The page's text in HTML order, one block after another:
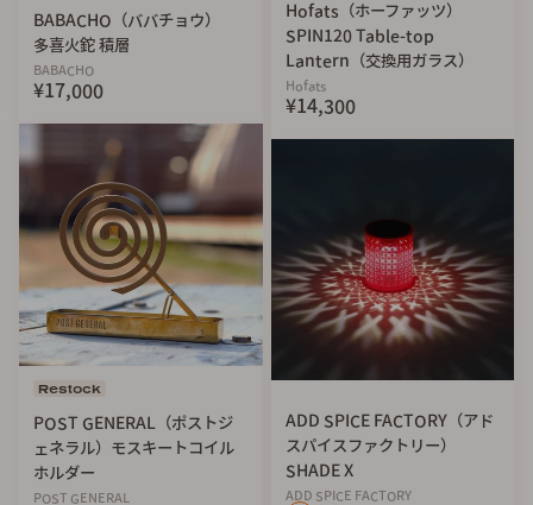
BABACHO（ババチョウ）
多喜火鉈 積層
BABACHO
¥17,000
Restock
POST GENERAL（ポストジ
ェネラル）モスキートコイル
ホルダー
POST GENERAL
Hofats（ホーファッツ）
SPIN120 Table-top
Lantern（交換用ガラス）
Hofats
¥14,300
ADD SPICE FACTORY（アド
スパイスファクトリー）
SHADE X
ADD SPICE FACTORY